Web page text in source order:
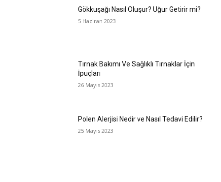
Gökkuşağı Nasıl Oluşur? Uğur Getirir mi?
5 Haziran 2023
Tırnak Bakımı Ve Sağlıklı Tırnaklar İçin
İpuçları
26 Mayıs 2023
Polen Alerjisi Nedir ve Nasıl Tedavi Edilir?
25 Mayıs 2023